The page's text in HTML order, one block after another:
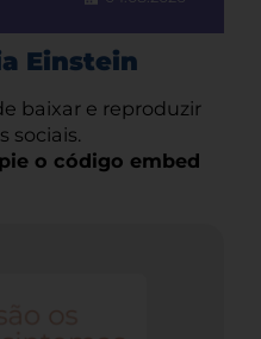
Einstein
baixar e reproduzir
sociais.
o código embed